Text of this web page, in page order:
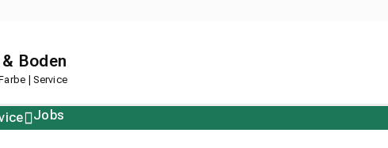
Boden
| Service
Jobs